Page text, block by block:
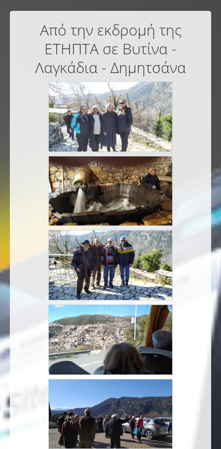
Από την εκδρομή της
ΕΤΗΠΤΑ σε Βυτίνα -
Λαγκάδια - Δημητσάνα